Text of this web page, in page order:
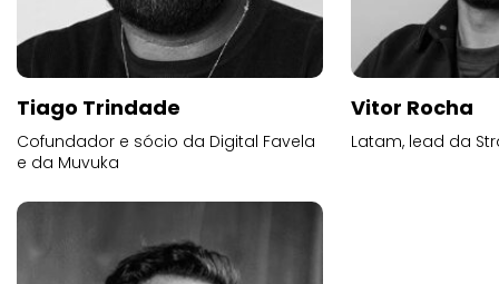
Tiago Trindade
Cofundador e sócio da Digital Favela
e da Muvuka
Vitor Rocha
Latam, lead da